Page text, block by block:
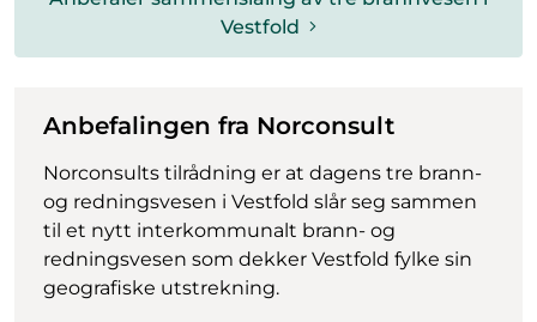
Vestfold
Anbefalingen fra Norconsult
Norconsults tilrådning er at dagens tre brann-
og redningsvesen i Vestfold slår seg sammen
til et nytt interkommunalt brann- og
redningsvesen som dekker Vestfold fylke sin
geografiske utstrekning.